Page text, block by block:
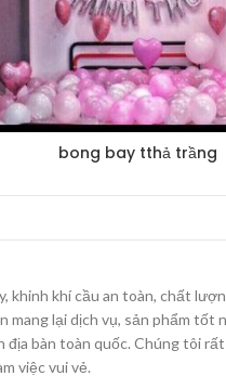
bong bay tthả trầng
khinh khí cầu an toàn, chất
mang lại dịch vụ, sản phẩm
bàn toàn quốc. Chúng tôi
việc vui vẻ.